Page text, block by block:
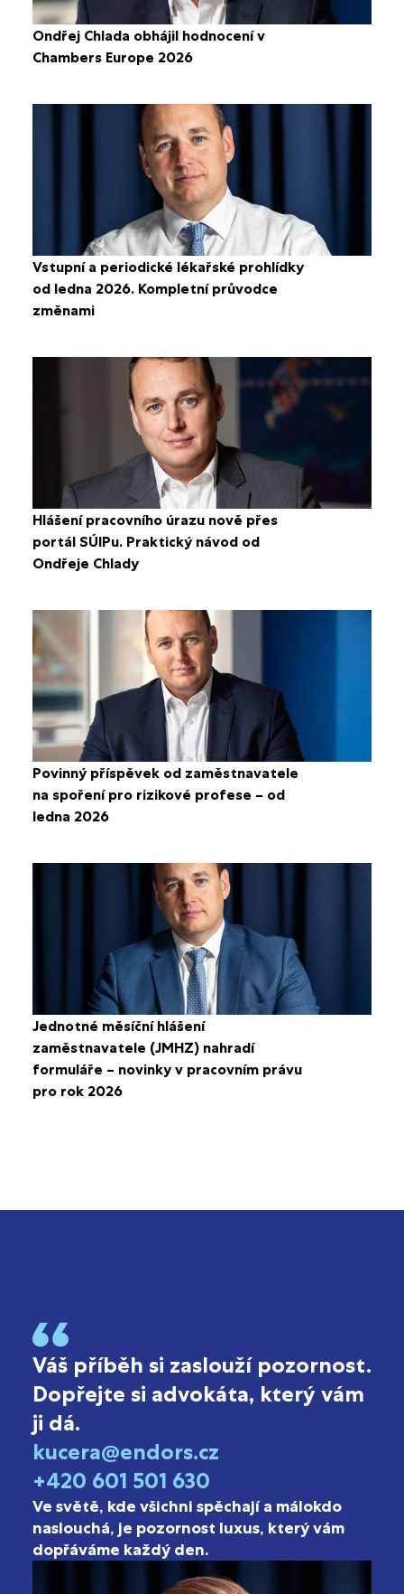
Ondřej Chlada obhájil hodnocení v
Chambers Europe 2026
Vstupní a periodické lékařské prohlídky
od ledna 2026. Kompletní průvodce
změnami
Hlášení pracovního úrazu nově přes
portál SÚIPu. Praktický návod od
Ondřeje Chlady
Povinný příspěvek od zaměstnavatele
na spoření pro rizikové profese – od
ledna 2026
Jednotné měsíční hlášení
zaměstnavatele (JMHZ) nahradí
formuláře – novinky v pracovním právu
pro rok 2026
Váš příběh si zaslouží pozornost.
Dopřejte si advokáta, který vám
ji dá.
kucera@endors.cz
+420 601 501 630
Ve světě, kde všichni spěchají a málokdo
naslouchá, je pozornost luxus, který vám
dopřáváme každý den.